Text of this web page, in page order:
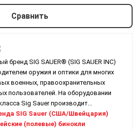
Сравнить
бренд SIG SAUER® (SIG SAUER INC)
оружия и оптики для многих
военных, правоохранительных
пользователей. На оборудовании
Sig Sauer производит...
SIG Sauer (США/Швейцария)
(полевые) бинокли